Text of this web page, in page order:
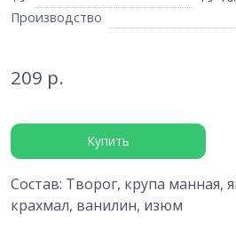
Производство
209 р.
Купить
Состав: Творог, крупа манная,
крахмал, ванилин, изюм